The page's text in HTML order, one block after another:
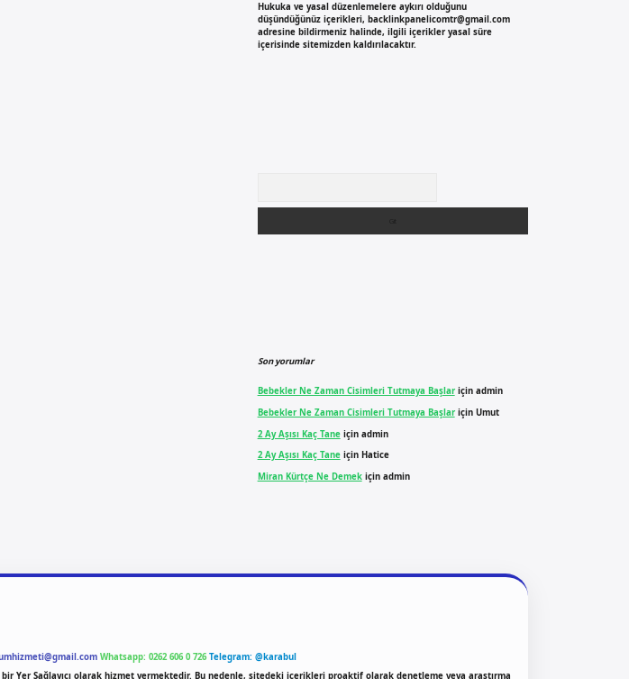
Hukuka ve yasal düzenlemelere aykırı olduğunu
düşündüğünüz içerikleri, backlinkpanelicomtr@gmail.com
adresine bildirmeniz halinde, ilgili içerikler yasal süre
içerisinde sitemizden kaldırılacaktır.
Son yorumlar
Bebekler Ne Zaman Cisimleri Tutmaya Başlariçin admin
Bebekler Ne Zaman Cisimleri Tutmaya Başlariçin Umut
2 Ay Aşısı Kaç Taneiçin admin
2 Ay Aşısı Kaç Taneiçin Hatice
Miran Kürtçe Ne Demekiçin admin
Whatsapp: 0262 606 0 726 Telegram: @karabul
Yer Sağlayıcı olarak hizmet vermektedir. Bu nedenle, sitedeki içerikleri proaktif olarak denetleme veya araştırma